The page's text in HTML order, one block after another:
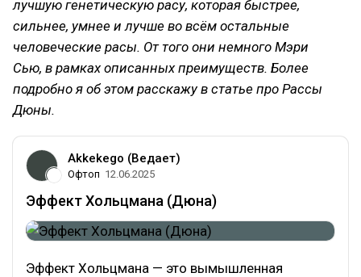
лучшую генетическую расу, которая быстрее,
сильнее, умнее и лучше во всём остальные
человеческие расы. От того они немного Мэри
Сью, в рамках описанных преимуществ. Более
подробно я об этом расскажу в статье про Рассы
Дюны.
Akkekego (Ведает)
Офтоп 12.06.2025
Эффект Хольцмана (Дюна)
Эффект Хольцмана — это вымышленная